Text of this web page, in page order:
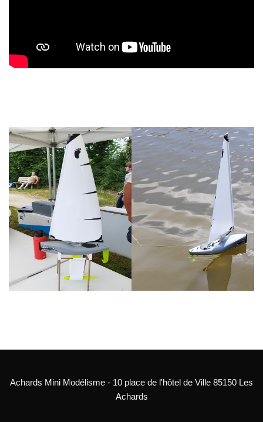
Achards Mini Modélisme - 10 place de l'hôtel de Ville 85150 Les
Achards